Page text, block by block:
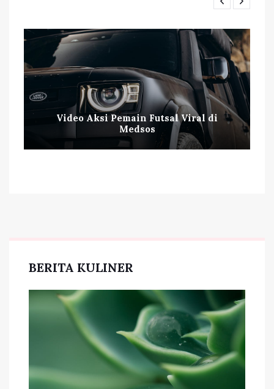
Video Aksi Pemain Futsal Viral di
Medsos
BERITA KULINER